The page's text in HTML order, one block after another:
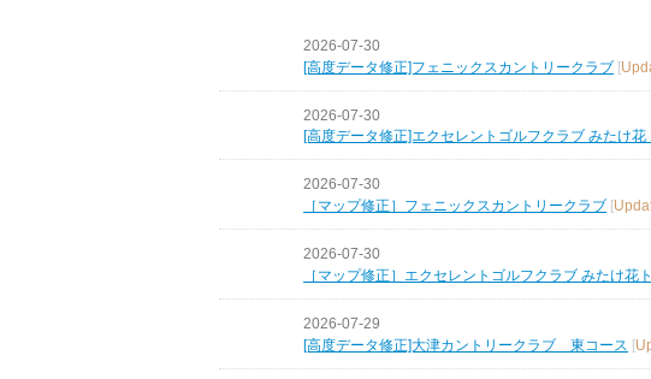
2026-07-30
[高度データ修正]フェニックスカントリークラブ [
2026-07-30
[高度データ修正]エクセレントゴルフクラブ みたけ花
2026-07-30
［マップ修正］フェニックスカントリークラブ [
2026-07-30
［マップ修正］エクセレントゴルフクラブ みたけ花
2026-07-29
[高度データ修正]大津カントリークラブ 東コース [